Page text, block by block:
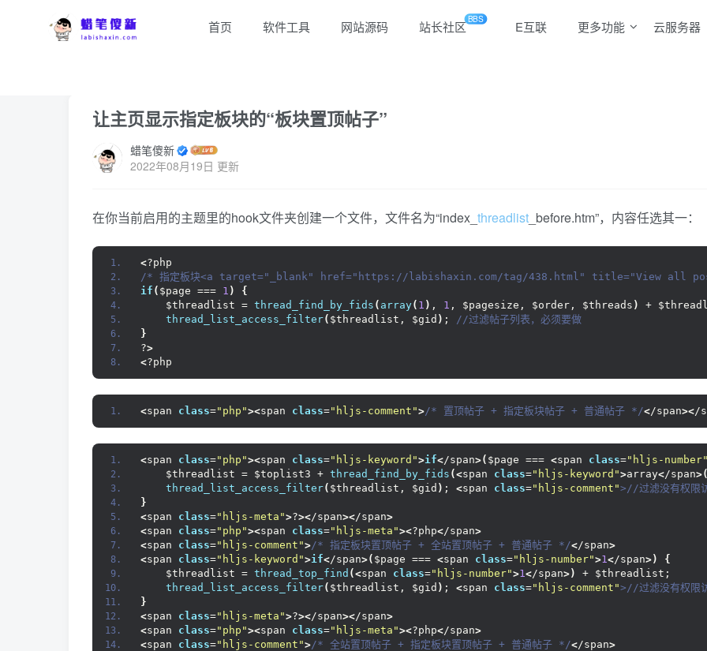
首页 软件工具 网站源码 站长社区BBS E互联 更多功能 云服务器
让主页显示指定板块的“板块置顶帖子”
蜡笔傻新
2022年08月19日 更新
在你当前启用的主题里的hook文件夹创建一个文件，文件名为“index_ threadlist _before.htm”，内容任选其一：
<?php
/* 指定板块<a target="_blank" href="https://labishaxin.com/tag/438.html" title="View all
if ( $page === 1 )
{
    $threadlist =
thread_find_by_fids ( array( 1 ) , 1 , $pagesize, $order, $threads ) +
thread_list_access_filter( $threadlist, $gid ) ;
//过滤帖子列表，必须要做
}
?>
<?php
<span class="php"><span class="hljs-comment">/* 置顶帖子 + 指定板块帖子 + 普通帖子 */</span></
<span class="php"><span class="hljs-keyword">if</span>( $page === <span class="hljs-number"
    $threadlist = $toplist3 +
thread_find_by_fids (<span class="hljs-keyword">array</span
thread_list_access_filter( $threadlist, $gid ) ; <span class="hljs-comment">//过滤没有权限
}
<span class="hljs-meta">?></span></span>
<span class="php"><span class="hljs-meta"><?php</span>
<span class="hljs-comment">/* 指定板块置顶帖子 + 全站置顶帖子 + 普通帖子 */</span>
<span class="hljs-keyword">if</span>( $page === <span class="hljs-number">1</span>)
{
    $threadlist =
thread_top_find (<span class="hljs-number">1</span>)
+ $threadlist;
thread_list_access_filter( $threadlist, $gid ) ; <span class="hljs-comment">//过滤没有权限
}
<span class="hljs-meta">?></span></span>
<span class="php"><span class="hljs-meta"><?php</span>
<span class="hljs-comment">/* 全站置顶帖子 + 指定板块置顶帖子 + 普通帖子 */</span>